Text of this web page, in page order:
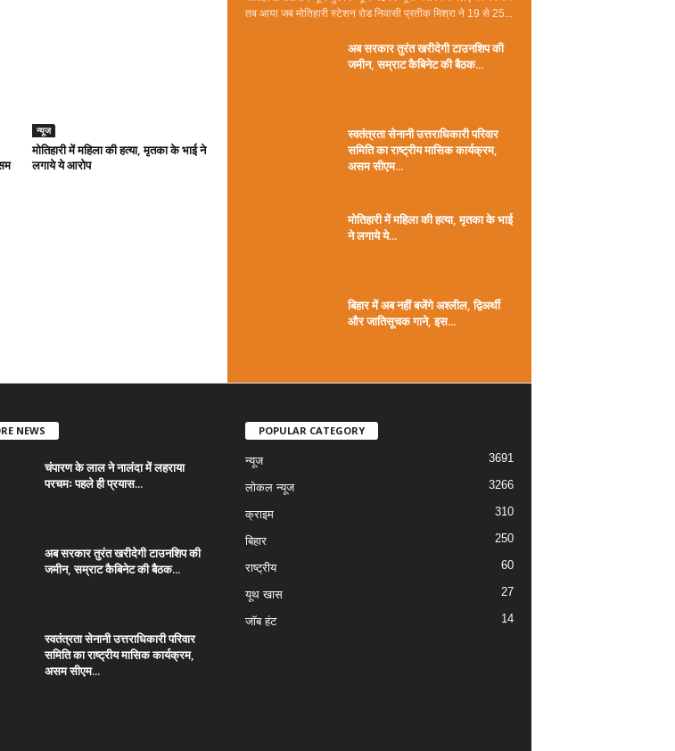
न्यूज
मोतिहारी में महिला की हत्या, मृतका के भाई ने
लगाये ये आरोप
तब आया जब मोतिहारी स्टेशन रोड निवासी प्रतीक मिश्रा ने 19 से 25...
अब सरकार तुरंत खरीदेगी टाउनशिप की
जमीन, सम्राट कैबिनेट की बैठक...
स्वतंत्रता सेनानी उत्तराधिकारी परिवार
समिति का राष्ट्रीय मासिक कार्यक्रम,
असम सीएम...
मोतिहारी में महिला की हत्या, मृतका के भाई
ने लगाये ये...
बिहार में अब नहीं बजेंगे अश्लील, द्विअर्थी
और जातिसूचक गाने, इस...
NEWS
चंपारण के लाल ने नालंदा में लहराया
परचमः पहले ही प्रयास...
अब सरकार तुरंत खरीदेगी टाउनशिप की
जमीन, सम्राट कैबिनेट की बैठक...
स्वतंत्रता सेनानी उत्तराधिकारी परिवार
समिति का राष्ट्रीय मासिक कार्यक्रम,
असम सीएम...
POPULAR CATEGORY
न्यूज 3691
लोकल न्यूज 3266
क्राइम 310
बिहार 250
राष्ट्रीय 60
यूथ खास 27
जॉब हंट 14